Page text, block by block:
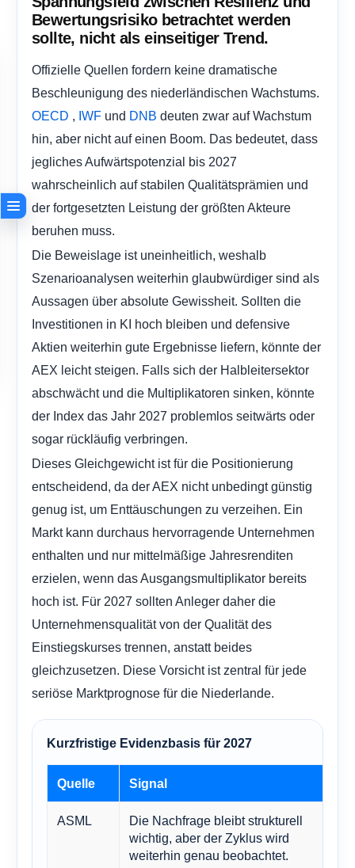
Bewertungsrisiko betrachtet werden
sollte, nicht als einseitiger Trend.
Offizielle Quellen fordern keine dramatische
Beschleunigung des niederländischen Wachstums.
OECD IWF und DNB deuten zwar auf Wachstum
hin, aber nicht auf einen Boom. Das bedeutet, dass
jegliches Aufwärtspotenzial bis 2027
wahrscheinlich auf stabilen Qualitätsprämien und
der fortgesetzten Leistung der größten Akteure
beruhen muss.
Die Beweislage ist uneinheitlich, weshalb
Szenarioanalysen weiterhin glaubwürdiger sind als
Aussagen über absolute Gewissheit. Sollten die
Investitionen in KI hoch bleiben und defensive
Aktien weiterhin gute Ergebnisse liefern, könnte der
AEX leicht steigen. Falls sich der Halbleitersektor
abschwächt und die Multiplikatoren sinken, könnte
der Index das Jahr 2027 problemlos seitwärts oder
sogar rückläufig verbringen.
Dieses Gleichgewicht ist für die Positionierung
entscheidend, da der AEX nicht unbedingt günstig
genug ist, um Enttäuschungen zu verzeihen. Ein
Markt kann durchaus hervorragende Unternehmen
enthalten und nur mittelmäßige Jahresrenditen
erzielen, wenn das Ausgangsmultiplikator bereits
hoch ist. Für 2027 sollten Anleger daher die
Unternehmensqualität von der Qualität des
Einstiegskurses trennen, anstatt beides
gleichzusetzen. Diese Vorsicht ist zentral für jede
seriöse Marktprognose für die Niederlande.
Kurzfristige Evidenzbasis für 2027
Quelle Signal
ASML
Die Nachfrage bleibt strukturell
wichtig, aber der Zyklus wird
weiterhin genau beobachtet.